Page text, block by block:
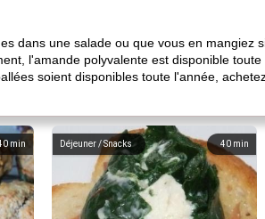
dans une salade ou que vous en
l'amande polyvalente est disponible
soient disponibles toute l'année,
min 40 min
Déjeuner / Snacks